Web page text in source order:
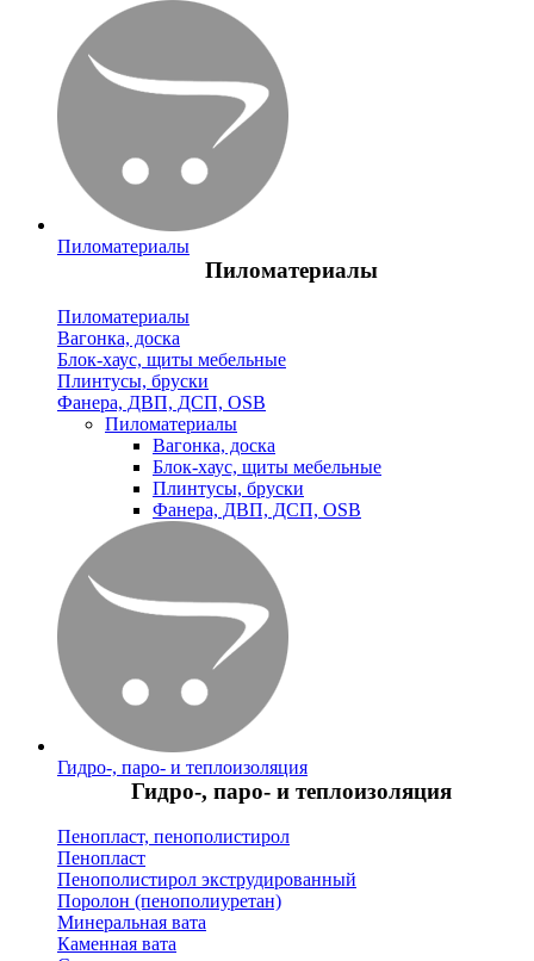
Пиломатериалы
Пиломатериалы
Пиломатериалы
Вагонка, доска
Блок-хаус, щиты мебельные
Плинтусы, бруски
Фанера, ДВП, ДСП, OSB
Пиломатериалы
Вагонка, доска
Блок-хаус, щиты мебельные
Плинтусы, бруски
Фанера, ДВП, ДСП, OSB
Гидро-, паро- и теплоизоляция
Гидро-, паро- и теплоизоляция
Пенопласт, пенополистирол
Пенопласт
Пенополистирол экструдированный
Поролон (пенополиуретан)
Минеральная вата
Каменная вата